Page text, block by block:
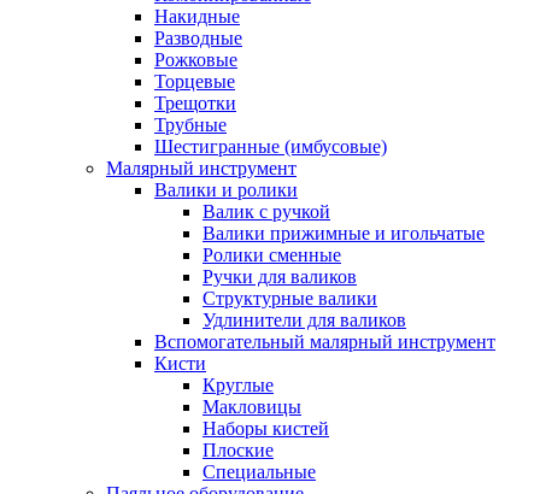
Накидные
Разводные
Рожковые
Торцевые
Трещотки
Трубные
Шестигранные (имбусовые)
Малярный инструмент
Валики и ролики
Валик с ручкой
Валики прижимные и игольчатые
Ролики сменные
Ручки для валиков
Структурные валики
Удлинители для валиков
Вспомогательный малярный инструмент
Кисти
Круглые
Макловицы
Наборы кистей
Плоские
Специальные